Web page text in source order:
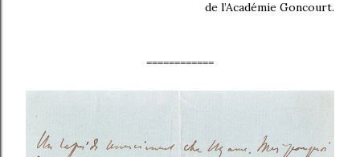
de l’Académie Goncourt.
============